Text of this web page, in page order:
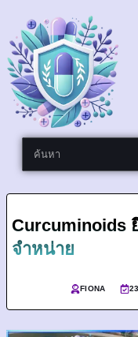
Curcuminoids
จำหน่าย
FIONA